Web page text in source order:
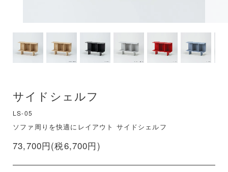
サイドシェルフ
LS-05
ソファ周りを快適にレイアウト サイドシェルフ
73,700円(税6,700円)